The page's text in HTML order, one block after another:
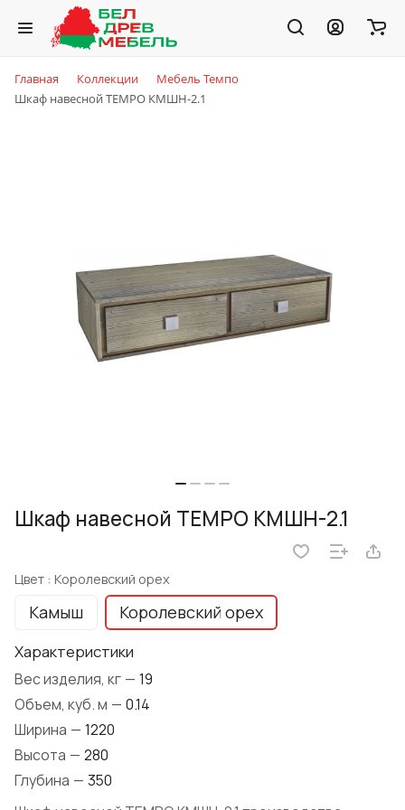
Главная Коллекции
Мебель Темпо
Шкаф навесной TEMPO КМШН-2.1
Шкаф навесной TEMPO КМШН-2.1
Цвет : Королевский орех
Камыш Королевский орех
Характеристики
Вес изделия, кг — 19
Объем, куб. м — 0.14
Ширина — 1220
Высота — 280
Глубина — 350